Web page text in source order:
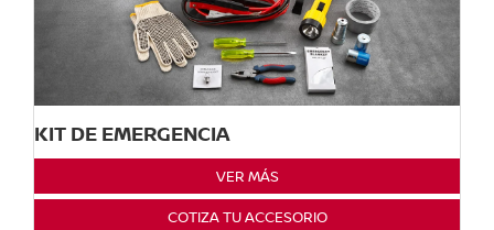
KIT DE EMERGENCIA
VER MÁS
COTIZA TU ACCESORIO